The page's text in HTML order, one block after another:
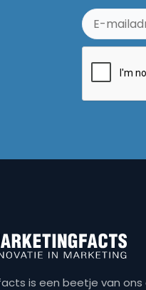
is een beetje van ons